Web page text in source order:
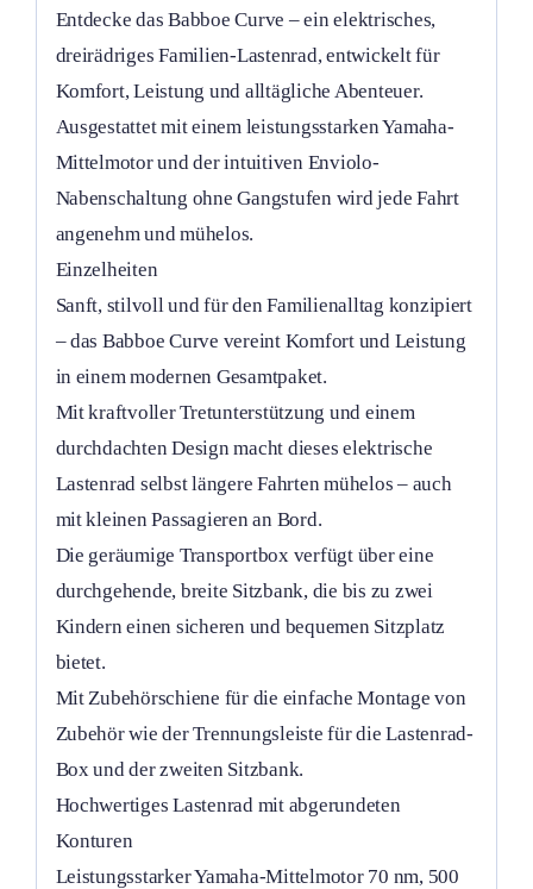
2026
E-
Entdecke das Babboe Curve – ein elektrisches,
dreirädriges Familien-Lastenrad, entwickelt für
Komfort, Leistung und alltägliche Abenteuer.
Ausgestattet mit einem leistungsstarken Yamaha-
Mittelmotor und der intuitiven Enviolo-
Nabenschaltung ohne Gangstufen wird jede Fahrt
angenehm und mühelos.
Einzelheiten
Sanft, stilvoll und für den Familienalltag konzipiert
– das Babboe Curve vereint Komfort und Leistung
in einem modernen Gesamtpaket.
Mit kraftvoller Tretunterstützung und einem
durchdachten Design macht dieses elektrische
Lastenrad selbst längere Fahrten mühelos – auch
mit kleinen Passagieren an Bord.
Die geräumige Transportbox verfügt über eine
durchgehende, breite Sitzbank, die bis zu zwei
Kindern einen sicheren und bequemen Sitzplatz
bietet.
Mit Zubehörschiene für die einfache Montage von
Zubehör wie der Trennungsleiste für die Lastenrad-
Box und der zweiten Sitzbank.
Hochwertiges Lastenrad mit abgerundeten
Konturen
Leistungsstarker Yamaha-Mittelmotor 70 nm, 500